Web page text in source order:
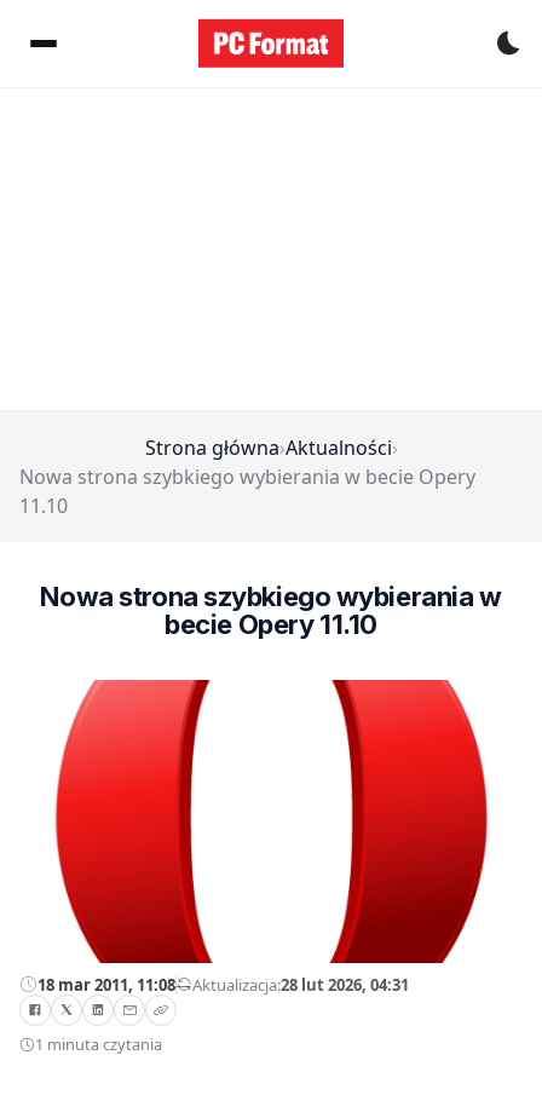
Strona główna›Aktualności›
Nowa strona szybkiego wybierania w becie Opery
11.10
Nowa strona szybkiego wybierania w
becie Opery 11.10
18 mar 2011, 11:08—Aktualizacja:28 lut 2026, 04:31
1 minuta czytania